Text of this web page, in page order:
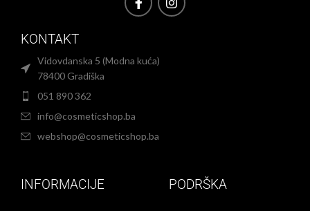
KONTAKT
Vidovdanska 5 (Modna kuća)
78400 Gradiška
051 890 362
info@cosmeticshop.ba
webshop@cosmeticshop.ba
INFORMACIJE PODRŠKA